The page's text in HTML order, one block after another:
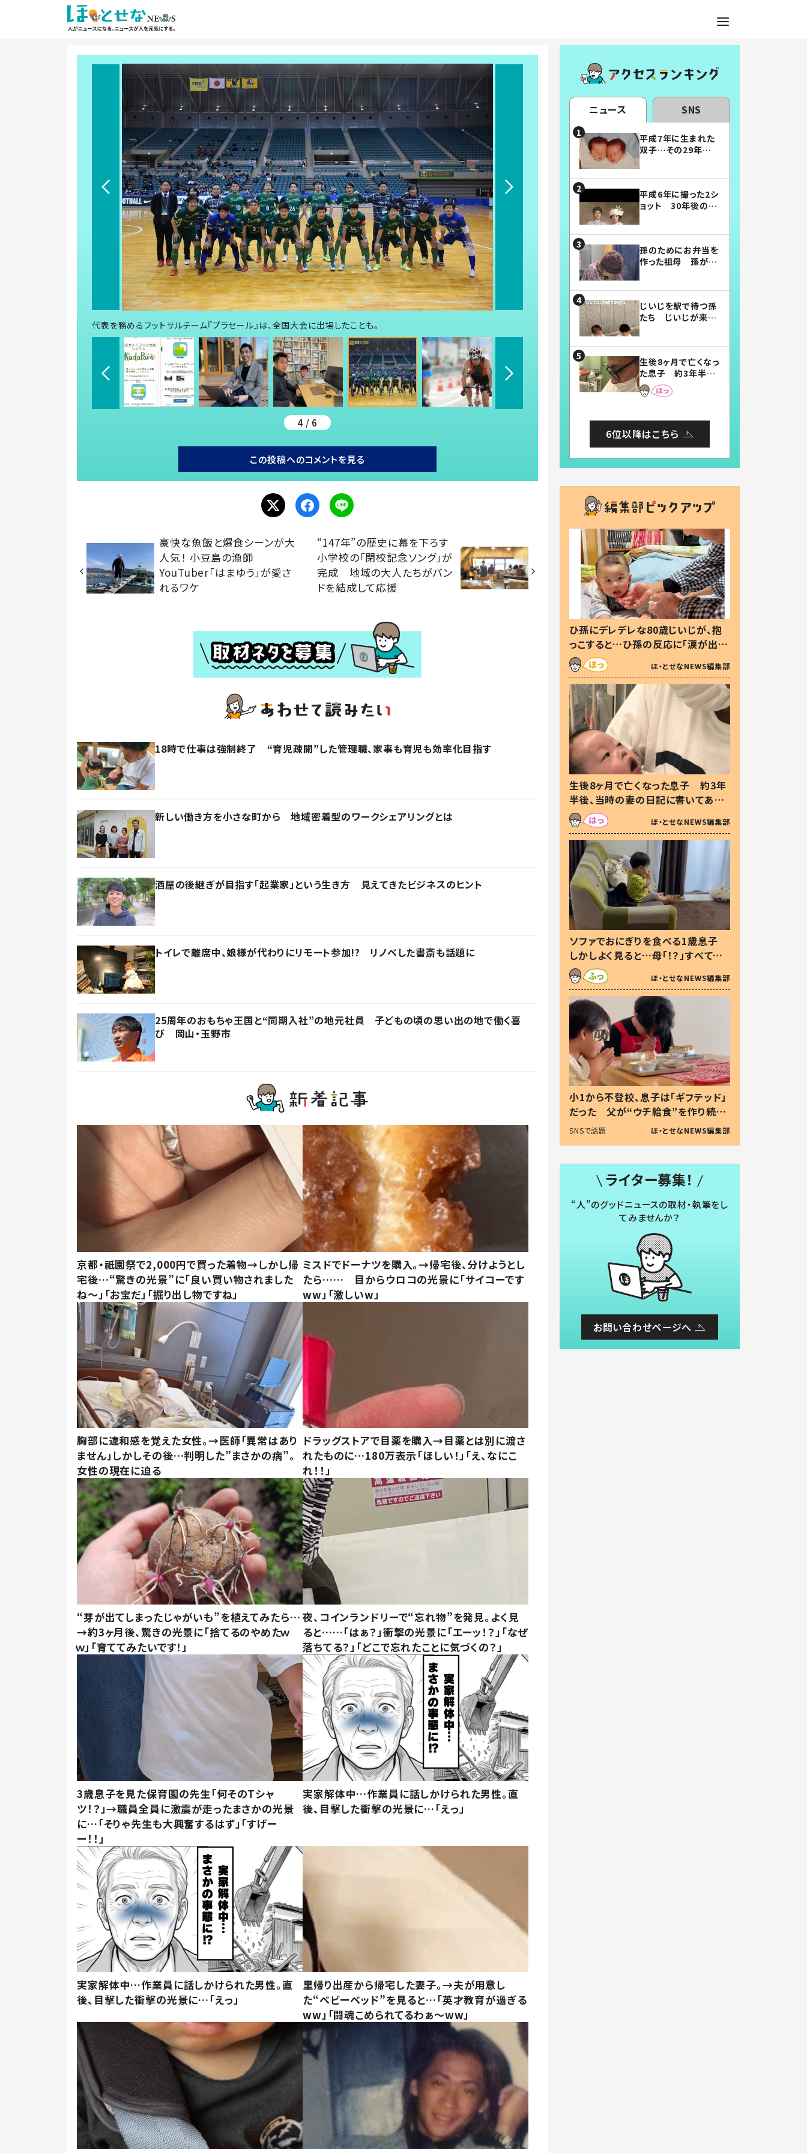
代表を務めるフットサルチーム『プラセール』は、全国大会に出場したことも。
4 / 6
この投稿へのコメントを見る
豪快な魚飯と爆食シーンが大
人気！ 小豆島の漁師
YouTuber「はまゆう」が愛さ
れるワケ
“147年”の歴史に幕を下ろす
小学校の「閉校記念ソング」が
完成 地域の大人たちがバン
ドを結成して応援
18時で仕事は強制終了 “育児疎開”した管理職、家事も育児も効率化目指す
新しい働き方を小さな町から 地域密着型のワークシェアリングとは
酒屋の後継ぎが目指す「起業家」という生き方 見えてきたビジネスのヒント
トイレで離席中、娘様が代わりにリモート参加!? リノベした書斎も話題に
25周年のおもちゃ王国と“同期入社”の地元社員 子どもの頃の思い出の地で働く喜
び 岡山・玉野市
京都・祇園祭で2,000円で買った着物→しかし帰
宅後…“驚きの光景”に「良い買い物されました
ね～」「お宝だ」「掘り出し物ですね」
ミスドでドーナツを購入。→帰宅後、分けようとし
たら…… 目からウロコの光景に「サイコーです
ww」「激しいw」
胸部に違和感を覚えた女性。→医師「異常はあり
ません」しかしその後…判明した”まさかの病”。
女性の現在に迫る
ドラッグストアで目薬を購入→目薬とは別に渡さ
れたものに…180万表示「ほしい！」「え、なにこ
れ！！」
“芽が出てしまったじゃがいも”を植えてみたら…
→約3ヶ月後、驚きの光景に「捨てるのやめたｗ
ｗ」「育ててみたいです！」
夜、コインランドリーで“忘れ物”を発見。よく見
ると……「はぁ？」衝撃の光景に「エーッ！？」「なぜ
落ちてる？」「どこで忘れたことに気づくの？」
3歳息子を見た保育園の先生「何そのTシャ
ツ！？」→職員全員に激震が走ったまさかの光景
に…「そりゃ先生も大興奮するはず」「すげー
ー！！」
実家解体中…作業員に話しかけられた男性。直
後、目撃した衝撃の光景に…「えっ」
実家解体中…作業員に話しかけられた男性。直
後、目撃した衝撃の光景に…「えっ」
里帰り出産から帰宅した妻子。→夫が用意し
た“ベビーベッド”を見ると…「英才教育が過ぎる
ww」「闘魂こめられてるわぁ～ww」
ニュース SNS
平成7年に生まれた
双子…その29年後
平成6年に撮った2シ
ョット 30年後の姿
孫のためにお弁当を
作った祖母 孫が絶
じいじを駅で待つ孫
たち じいじが来た
まらない」「幸せにな
れる」
生後8ヶ月で亡くなっ
た息子 約3年半
後、当時の妻の日記
に書いてあった本音
6位以降はこちら
ひ孫にデレデレな80歳じいじが、抱
っこすると…ひ孫の反応に「涙が出ま
した」「可愛くて仕方ない」
ほ・とせなNEWS編集部
生後8ヶ月で亡くなった息子 約3年
半後、当時の妻の日記に書いてあっ
た本音とは
ほ・とせなNEWS編集部
ソファでおにぎりを食べる1歳息子
しかしよく見ると…母「！？」すべてを
察した母の投稿に「可愛いから許
す！」「現行犯〜」
ほ・とせなNEWS編集部
小1から不登校、息子は「ギフテッド」
だった 父が“ウチ給食”を作り続け
る理由とは #令和の親 #令和の子
SNSで話題 ほ・とせなNEWS編集部
ライター募集！
“人”のグッドニュースの取材・執筆をし
てみませんか？
お問い合わせページへ